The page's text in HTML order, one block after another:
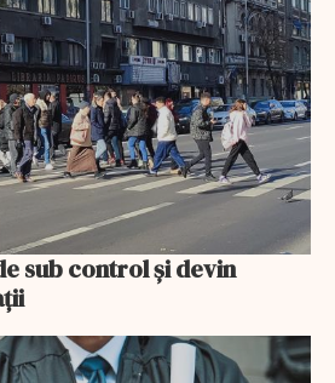
sub control și devin